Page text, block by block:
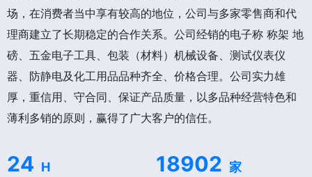
场，在消费者当中享有较高的地位，公司与多家零售商和代
理商建立了长期稳定的合作关系。公司经销的电子称 称架 地
磅、五金电子工具、包装（材料）机械设备、测试仪表仪
器、防静电及化工用品品种齐全、价格合理。公司实力雄
厚，重信用、守合同、保证产品质量，以多品种经营特色和
薄利多销的原则，赢得了广大客户的信任。
24 H 18902 家